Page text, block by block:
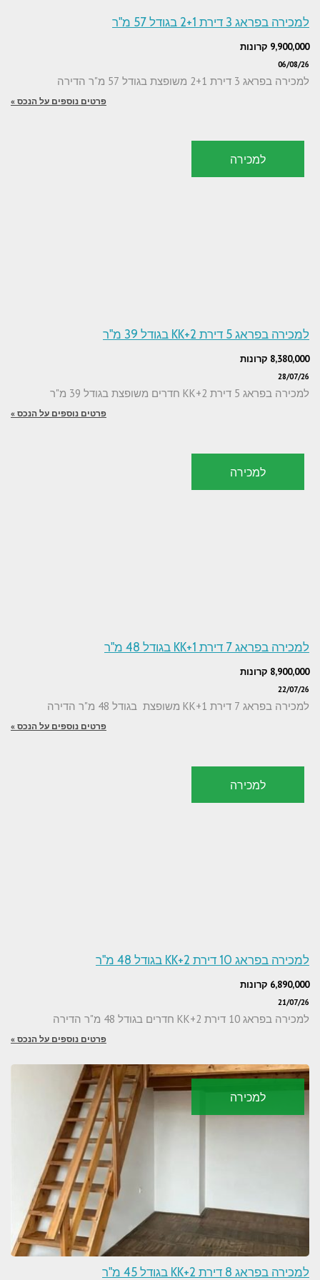
למכירה בפראג 3 דירת 2+1 בגודל 57 מ"ר
9,900,000 קרונות
06/08/26
למכירה בפראג 3 דירת 2+1 משופצת בגודל 57 מ"ר הדירה
פרטים נוספים על הנכס »
למכירה
למכירה בפראג 5 דירת 2+KK בגודל 39 מ"ר
8,380,000 קרונות
28/07/26
למכירה בפראג 5 דירת 2+KK חדרים משופצת בגודל 39 מ"ר
פרטים נוספים על הנכס »
למכירה
למכירה בפראג 7 דירת 1+KK בגודל 48 מ"ר
8,900,000 קרונות
22/07/26
למכירה בפראג 7 דירת 1+KK משופצת בגודל 48 מ"ר הדירה
פרטים נוספים על הנכס »
למכירה
למכירה בפראג 10 דירת 2+KK בגודל 48 מ"ר
6,890,000 קרונות
21/07/26
למכירה בפראג 10 דירת 2+KK חדרים בגודל 48 מ"ר הדירה
פרטים נוספים על הנכס »
למכירה
למכירה בפראג 8 דירת 2+KK בגודל 45 מ"ר